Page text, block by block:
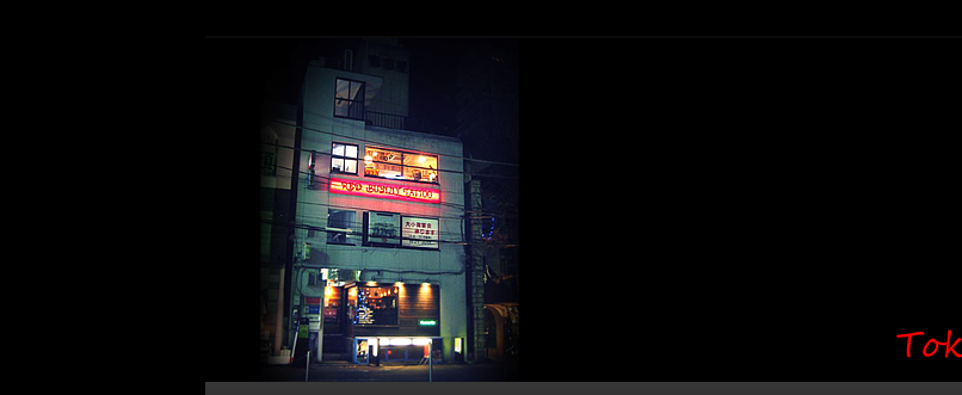
東京 タトゥースタジオ 吉祥寺 Red Bunny
Tattoo タトゥーデザイン・タトゥー画像
タトゥーデザイン・画像の紹介（和彫り・ワンポイント・girl tattoo）